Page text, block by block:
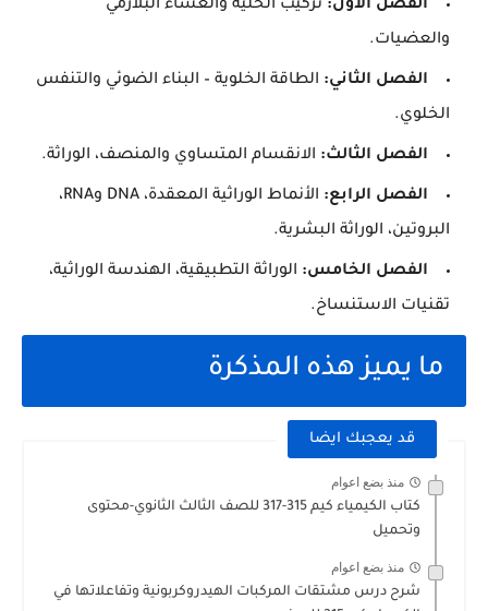
الفصل الأول: تركيب الخلية والغشاء البلازمي
والعضيات.
الفصل الثاني: الطاقة الخلوية – البناء الضوئي والتنفس
الخلوي.
الفصل الثالث: الانقسام المتساوي والمنصف، الوراثة.
الفصل الرابع:
الأنماط الوراثية المعقدة، DNA وRNA،
البروتين، الوراثة البشرية.
الفصل الخامس: الوراثة التطبيقية، الهندسة الوراثية،
تقنيات الاستنساخ.
ما يميز هذه المذكرة
قد يعجبك ايضا
منذ بضع اعوام
كتاب الكيمياء كيم 315-317 للصف الثالث الثانوي-محتوى
وتحميل
منذ بضع اعوام
شرح درس مشتقات المركبات الهيدروكربونية وتفاعلاتها في